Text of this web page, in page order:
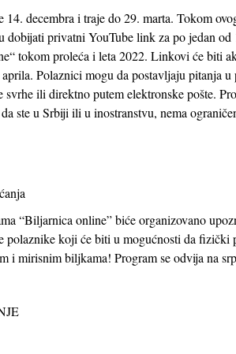
14. decembra i traje do 29. marta. Tokom
dobijati privatni YouTube link za po jedan
tokom proleća i leta 2022. Linkovi će biti
Polaznici mogu da postavljaju pitanja
svrhe ili direktno putem elektronske pošte.
ste u Srbiji ili u inostranstvu, nema
“Biljarnica online” biće organizovano
polaznike koji će biti u mogućnosti da
i mirisnim biljkama! Program se odvija na